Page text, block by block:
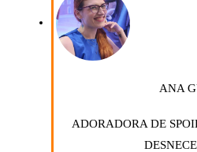
ANA
ADORADORA DE